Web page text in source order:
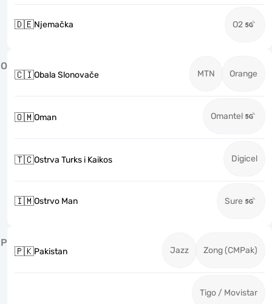
🇩🇪Njemačka O2
O
🇨🇮Obala Slonovače MTN Orange
🇴🇲Oman Omantel
🇹🇨Ostrva Turks i Kaikos Digicel
🇮🇲Ostrvo Man Sure
P
🇵🇰Pakistan Jazz Zong (CMPak)
Tigo / Movistar